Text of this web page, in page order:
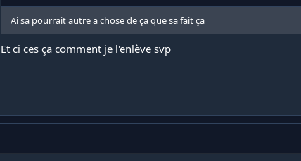
Ai sa pourrait autre a chose de ça que sa fait ça
Et ci ces ça comment je l'enlève svp